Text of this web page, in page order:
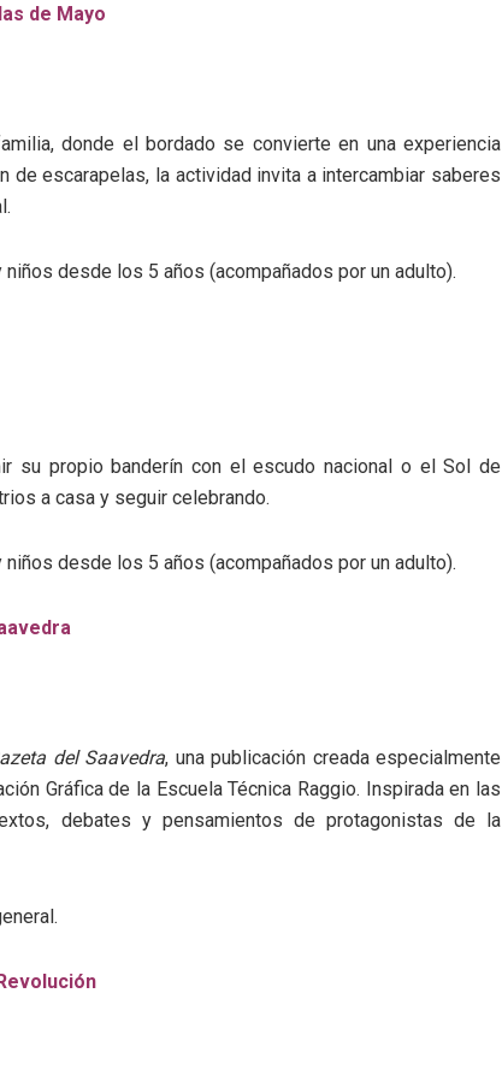
de Mayo
donde el bordado se convierte en una experiencia
de escarapelas, la actividad invita a intercambiar saberes
niños desde los 5 años (acompañados por un adulto).
su propio banderín con el escudo nacional o el Sol de
a casa y seguir celebrando.
niños desde los 5 años (acompañados por un adulto).
del Saavedra, una publicación creada especialmente
Gráfica de la Escuela Técnica Raggio. Inspirada en las
debates y pensamientos de protagonistas de la